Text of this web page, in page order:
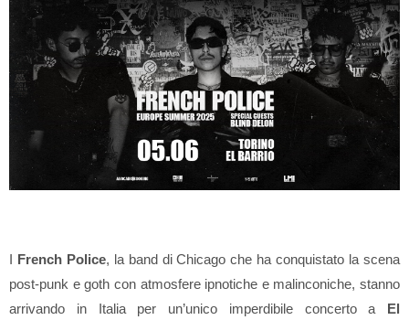
I French Police, la band di Chicago che ha conquistato la scena
post-punk e goth con atmosfere ipnotiche e malinconiche, stanno
arrivando in Italia per un’unico imperdibile concerto a El